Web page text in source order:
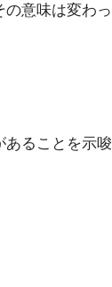
意味は変わっ
あることを示唆